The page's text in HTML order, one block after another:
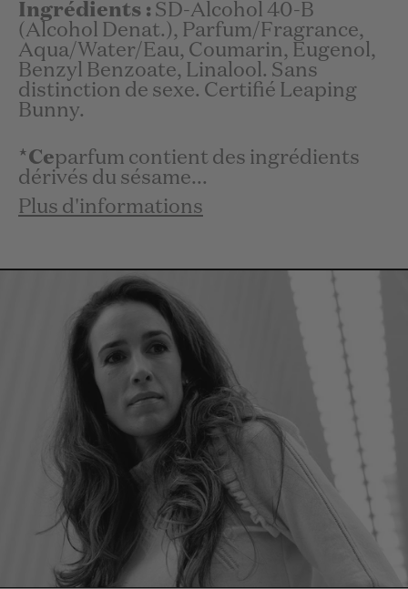
Ingrédients : SD-Alcohol 40-B
(Alcohol Denat.), Parfum/Fragrance,
Aqua/Water/Eau, Coumarin, Eugenol,
Benzyl Benzoate, Linalool. Sans
distinction de sexe. Certifié Leaping
Bunny.
*Ceparfum contient des ingrédients
dérivés du sésame...
Plus d'informations